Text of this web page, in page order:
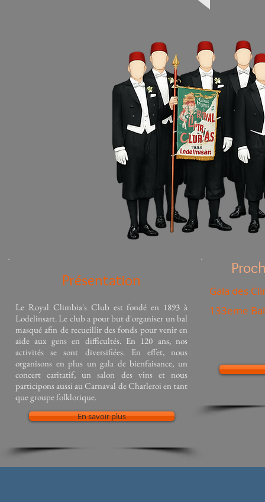
Présentation
Le Royal Climbia's Club est fondé en 1893 à
Lodelinsart. Le club a pour but d'organiser un bal
masqué afin de recueillir des fonds pour venir en
aide aux gens en difficultés. En 120 ans, nos
activités se sont diversifiées. En effet, nous
organisons en plus un gala de bienfaisance, un
concert caritatif, un salon des vins et nous
participons aussi au Carnaval de Charleroi en tant
que groupe folklorique.
En savoir plus
Gala des
133eme